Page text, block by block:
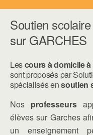
Soutien
sur GARCHES
Lescours à domicile
sont proposés par
spécialisés ensoutien
Nos professeurs
élèves sur Garches
un enseignement